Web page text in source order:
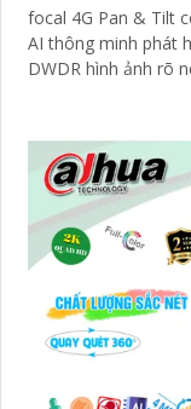
focal 4G Pan & Tilt
AI thông minh phát
DWDR hình ảnh rõ